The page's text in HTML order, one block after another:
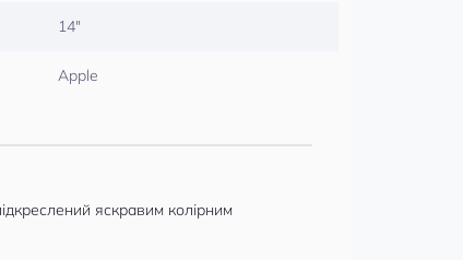
14″
Apple
яскравим колірним